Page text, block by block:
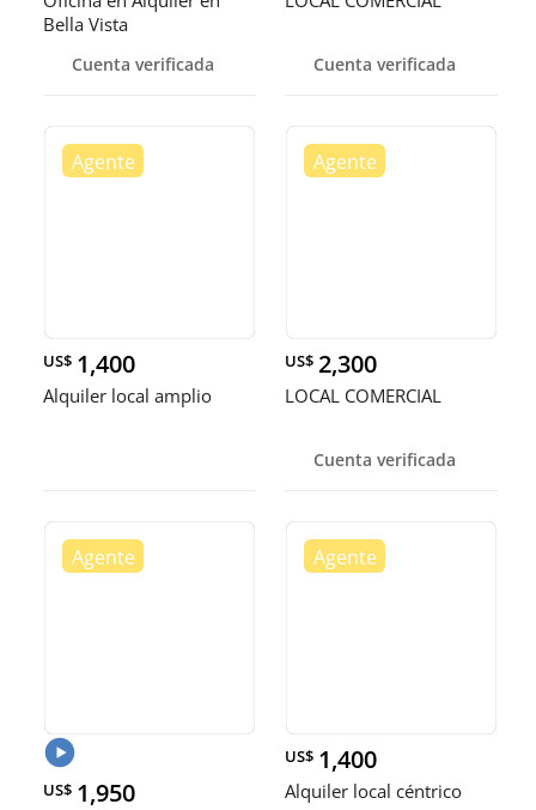
Bella Vista
Cuenta verificada Cuenta verificada
US$ 1,400
Alquiler local amplio
US$ 2,300
LOCAL COMERCIAL
Cuenta verificada
US$ 1,950
US$ 1,400
Alquiler local céntrico